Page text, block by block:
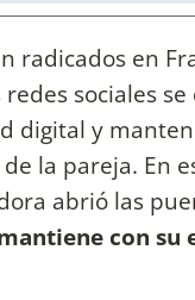
radicados en
sociales
digital y
la pareja. En
abrió las
con su